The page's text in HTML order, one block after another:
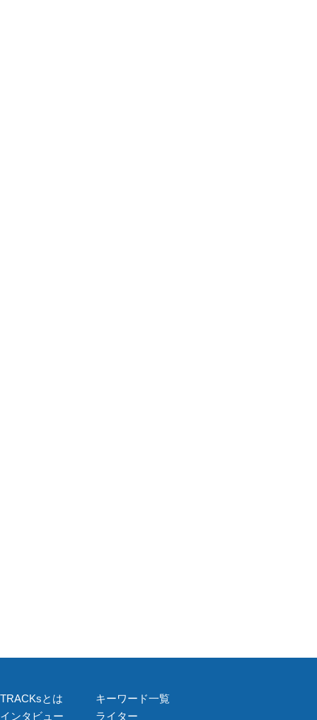
TRACKsとは
インタビュー
キーワード一覧
ライター